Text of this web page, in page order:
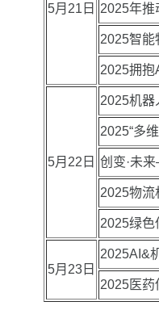
5月21日 2025年推
2025智能
2025拥抱
5月22日
2025机器
2025“多
创变·未
2025物流
2025绿色
5月23日
2025AI&
2025医药